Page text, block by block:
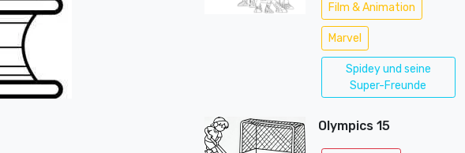
Film & Animation
Marvel
Spidey und seine
Super-Freunde
Olympics 15